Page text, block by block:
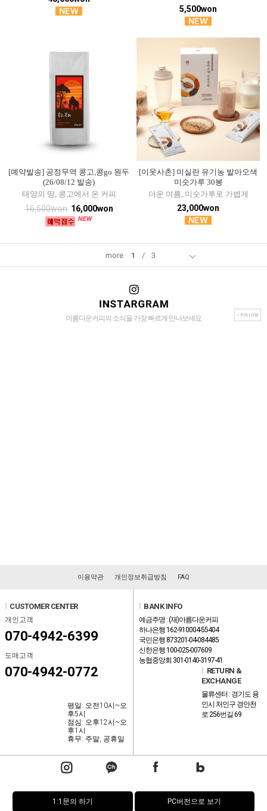
5,500won
[예약발송] 공정무역 콩고,콩go 원두
(26/08/12 발송)
태양의 땅, 콩고에서 온 커피
16,500won 16,000won
[이웃사촌] 미실란 유기농 발아오색
미숫가루 30봉
더운 여름, 미숫가루로 가볍게
23,000won
more 1 / 3
아름다운커피의 소식을 가장 빠르게 만나보세요
이용약관 개인정보취급방침 FAQ
CUSTOMER CENTER
개인고객
070-4942-6399
도매고객
070-4942-0772
평일: 오전10시~오
후5시
점심: 오후12시~오
후1시
휴무: 주말, 공휴일
BANK INFO
예금주명 : (재)아름다운커피
하나은행 162-910004-55404
국민은행 873201-04-084485
신한은행 100-025-007609
농협중앙회 301-0140-3197-41
RETURN &
EXCHANGE
물류센터 : 경기도 용
인시 처인구 경안천
로 256번길 69
1:1문의 하기 PC버전으로 보기